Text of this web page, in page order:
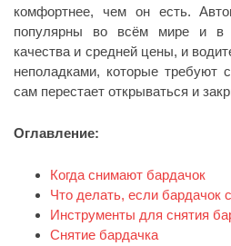
комфортнее, чем он есть.
популярны во всём мире и в
качества и средней цены, и
неполадками, которые требуют
сам перестает открываться и
Оглавление:
Когда снимают бардачок
Что делать, если бардачок
Инструменты для снятия
Снятие бардачка